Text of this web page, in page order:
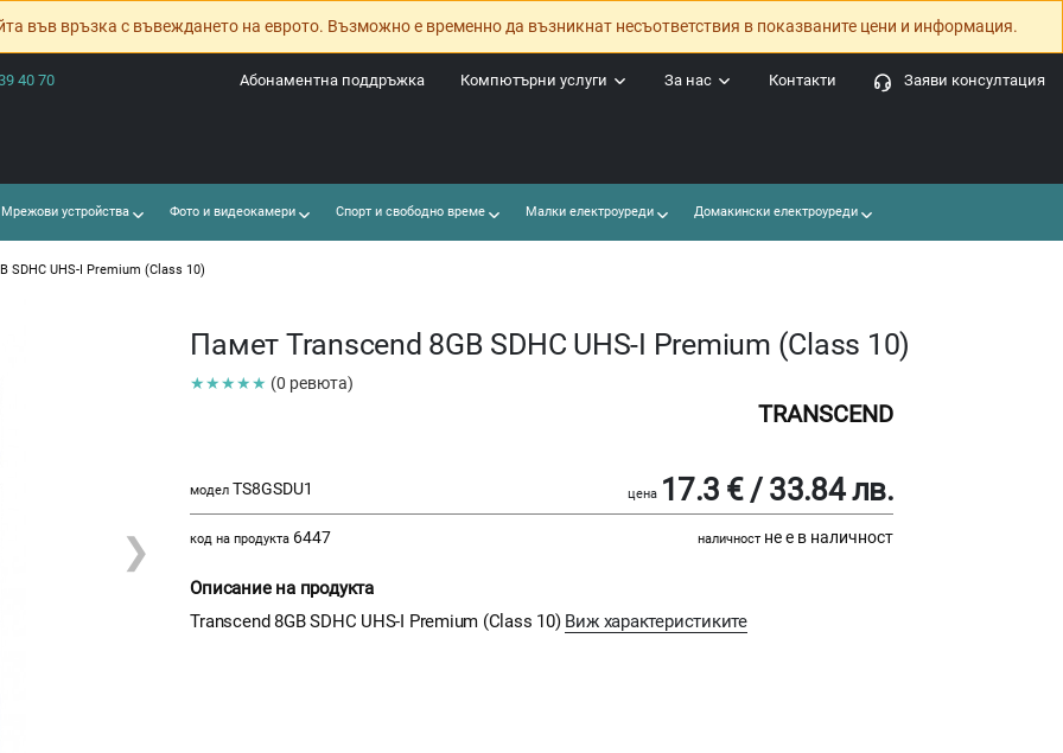
във връзка с въвеждането на еврото. Възможно е временно да възникнат несъответствия в показваните цени и информация.
40 70 Заяви консултация
Контакти
За нас
Компютърни услуги
Абонаментна поддръжка
устройства Фото и видеокамери Спорт и свободно време Малки електроуреди Домакински електроуреди
SDHC UHS-I Premium (Class 10)
❯
Памет Transcend 8GB SDHC UHS-I Premium (Class 10)
★★★★★ (0 ревюта)
TRANSCEND
модел TS8GSDU1 цена 17.3 € / 33.84 лв.
код на продукта 6447 наличност не е в наличност
Описание на продукта
Transcend 8GB SDHC UHS-I Premium (Class 10) Виж характеристиките